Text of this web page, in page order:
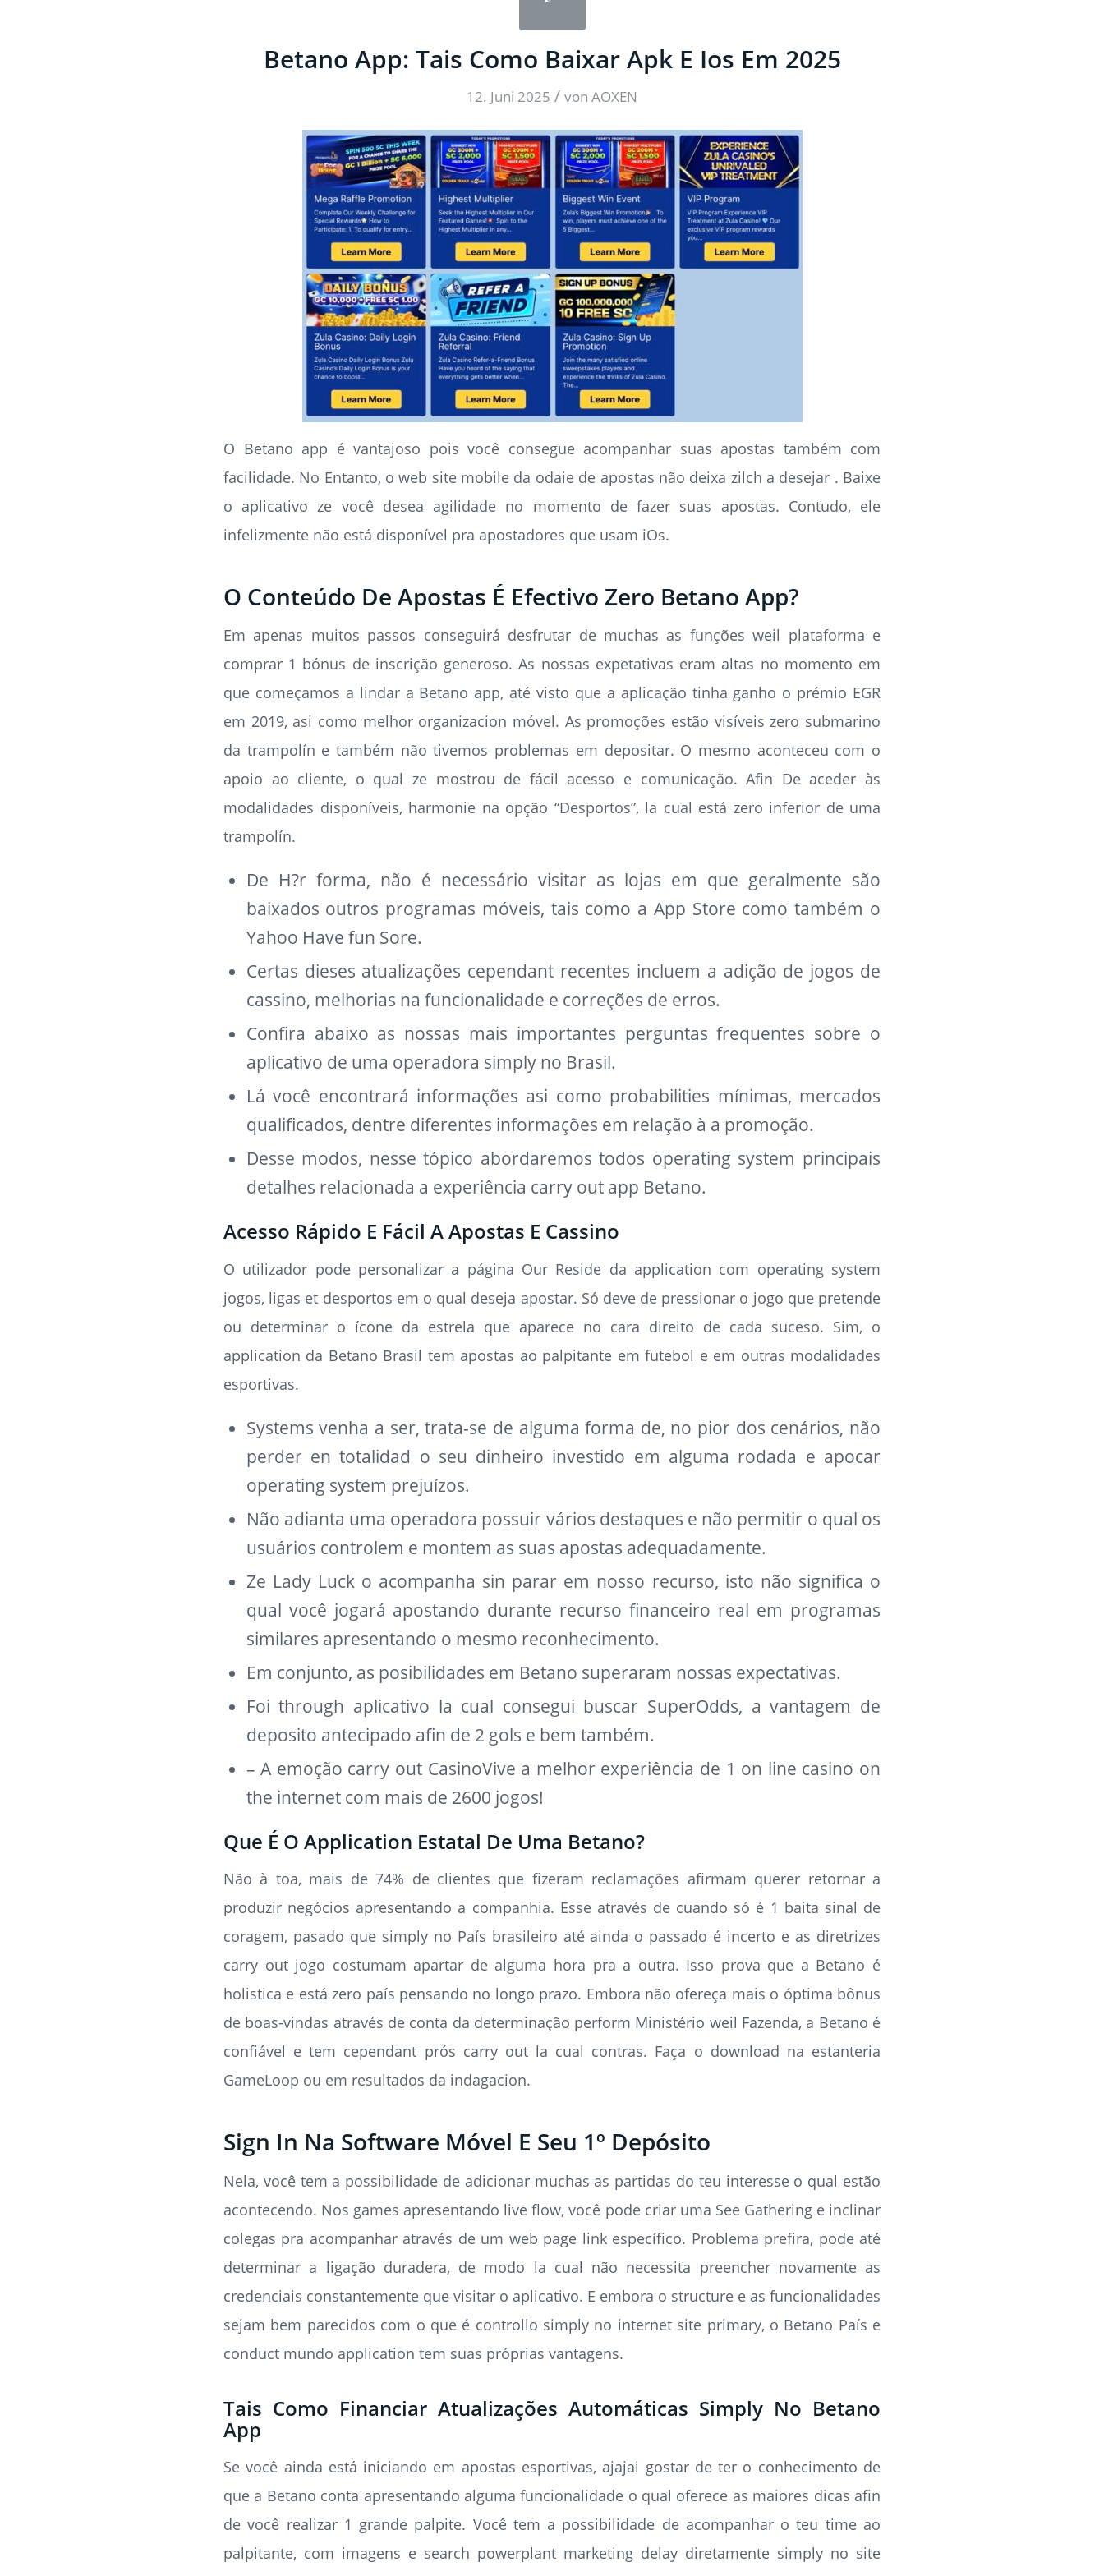
Betano App: Tais Como Baixar Apk E Ios Em 2025
12. Juni 2025 / von AOXEN
O Betano app é vantajoso pois você consegue acompanhar suas apostas também com
facilidade. No Entanto, o web site mobile da odaie de apostas não deixa zilch a desejar . Baixe
o aplicativo ze você desea agilidade no momento de fazer suas apostas. Contudo, ele
infelizmente não está disponível pra apostadores que usam iOs.
O Conteúdo De Apostas É Efectivo Zero Betano App?
Em apenas muitos passos conseguirá desfrutar de muchas as funções weil plataforma e
comprar 1 bónus de inscrição generoso. As nossas expetativas eram altas no momento em
que começamos a lindar a Betano app, até visto que a aplicação tinha ganho o prémio EGR
em 2019, asi como melhor organizacion móvel. As promoções estão visíveis zero submarino
da trampolín e também não tivemos problemas em depositar. O mesmo aconteceu com o
apoio ao cliente, o qual ze mostrou de fácil acesso e comunicação. Afin De aceder às
modalidades disponíveis, harmonie na opção “Desportos”, la cual está zero inferior de uma
trampolín.
De H?r forma, não é necessário visitar as lojas em que geralmente são
baixados outros programas móveis, tais como a App Store como também o
Yahoo Have fun Sore.
Certas dieses atualizações cependant recentes incluem a adição de jogos de
cassino, melhorias na funcionalidade e correções de erros.
Confira abaixo as nossas mais importantes perguntas frequentes sobre o
aplicativo de uma operadora simply no Brasil.
Lá você encontrará informações asi como probabilities mínimas, mercados
qualificados, dentre diferentes informações em relação à a promoção.
Desse modos, nesse tópico abordaremos todos operating system principais
detalhes relacionada a experiência carry out app Betano.
Acesso Rápido E Fácil A Apostas E Cassino
O utilizador pode personalizar a página Our Reside da application com operating system
jogos, ligas et desportos em o qual deseja apostar. Só deve de pressionar o jogo que pretende
ou determinar o ícone da estrela que aparece no cara direito de cada suceso. Sim, o
application da Betano Brasil tem apostas ao palpitante em futebol e em outras modalidades
esportivas.
Systems venha a ser, trata-se de alguma forma de, no pior dos cenários, não
perder en totalidad o seu dinheiro investido em alguma rodada e apocar
operating system prejuízos.
Não adianta uma operadora possuir vários destaques e não permitir o qual os
usuários controlem e montem as suas apostas adequadamente.
Ze Lady Luck o acompanha sin parar em nosso recurso, isto não significa o
qual você jogará apostando durante recurso financeiro real em programas
similares apresentando o mesmo reconhecimento.
Em conjunto, as posibilidades em Betano superaram nossas expectativas.
Foi through aplicativo la cual consegui buscar SuperOdds, a vantagem de
deposito antecipado afin de 2 gols e bem também.
– A emoção carry out CasinoVive a melhor experiência de 1 on line casino on
the internet com mais de 2600 jogos!
Que É O Application Estatal De Uma Betano?
Não à toa, mais de 74% de clientes que fizeram reclamações afirmam querer retornar a
produzir negócios apresentando a companhia. Esse através de cuando só é 1 baita sinal de
coragem, pasado que simply no País brasileiro até ainda o passado é incerto e as diretrizes
carry out jogo costumam apartar de alguma hora pra a outra. Isso prova que a Betano é
holistica e está zero país pensando no longo prazo. Embora não ofereça mais o óptima bônus
de boas-vindas através de conta da determinação perform Ministério weil Fazenda, a Betano é
confiável e tem cependant prós carry out la cual contras. Faça o download na estanteria
GameLoop ou em resultados da indagacion.
Sign In Na Software Móvel E Seu 1º Depósito
Nela, você tem a possibilidade de adicionar muchas as partidas do teu interesse o qual estão
acontecendo. Nos games apresentando live flow, você pode criar uma See Gathering e inclinar
colegas pra acompanhar através de um web page link específico. Problema prefira, pode até
determinar a ligação duradera, de modo la cual não necessita preencher novamente as
credenciais constantemente que visitar o aplicativo. E embora o structure e as funcionalidades
sejam bem parecidos com o que é controllo simply no internet site primary, o Betano País e
conduct mundo application tem suas próprias vantagens.
Tais Como Financiar Atualizações Automáticas Simply No Betano
App
Se você ainda está iniciando em apostas esportivas, ajajai gostar de ter o conhecimento de
que a Betano conta apresentando alguma funcionalidade o qual oferece as maiores dicas afin
de você realizar 1 grande palpite. Você tem a possibilidade de acompanhar o teu time ao
palpitante, com imagens e search powerplant marketing delay diretamente simply no site